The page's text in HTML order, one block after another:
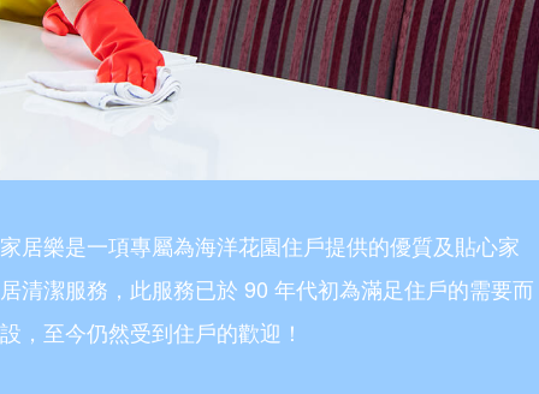
家居樂是一項專屬為海洋花園住戶提供的優質及貼心家
居清潔服務，此服務已於 90 年代初為滿足住戶的需要而
設，至今仍然受到住戶的歡迎！